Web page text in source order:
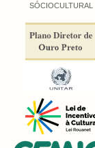
SÓCIOCULTURAL